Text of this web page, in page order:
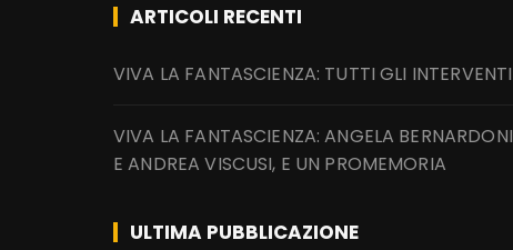
ARTICOLI RECENTI
VIVA LA FANTASCIENZA: TUTTI GLI INTERVENTI
VIVA LA FANTASCIENZA: ANGELA BERNARDONI
E ANDREA VISCUSI, E UN PROMEMORIA
ULTIMA PUBBLICAZIONE